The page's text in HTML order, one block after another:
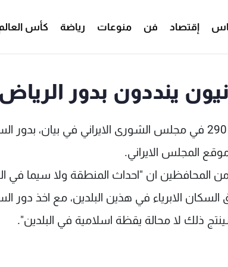
إقتصاد فن منوعات رياضة كأس
ينددون بدور
ندد 210 نواب من اصل 290 في مجلس الشورى الايراني في
المجلس الايراني.
من المحافظين ان "احداث المنطقة ولا سيما في
السكان الابرياء في هذين البلدين، مع اخذ دور
ذلك لا محالة يقظة اسلامية في البلدين".